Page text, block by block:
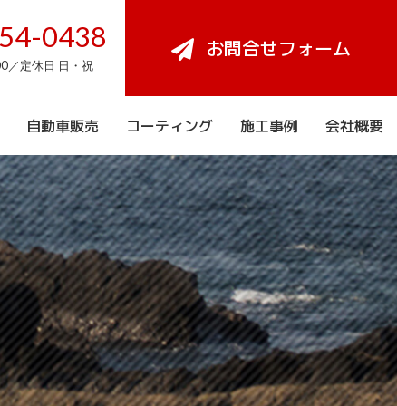
0438
／定休日 日・祝
お問合せフォーム
自動車販売 コーティング 施工事例 会社概要